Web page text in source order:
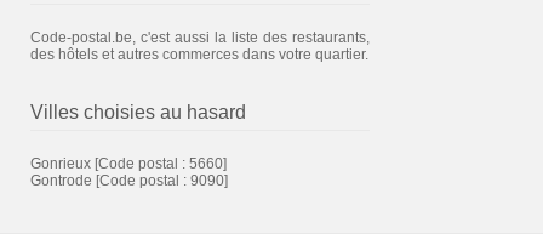
Code-postal.be, c'est aussi la liste des restaurants,
des hôtels et autres commerces dans votre quartier.
Villes choisies au hasard
Gonrieux [Code postal : 5660]
Gontrode [Code postal : 9090]